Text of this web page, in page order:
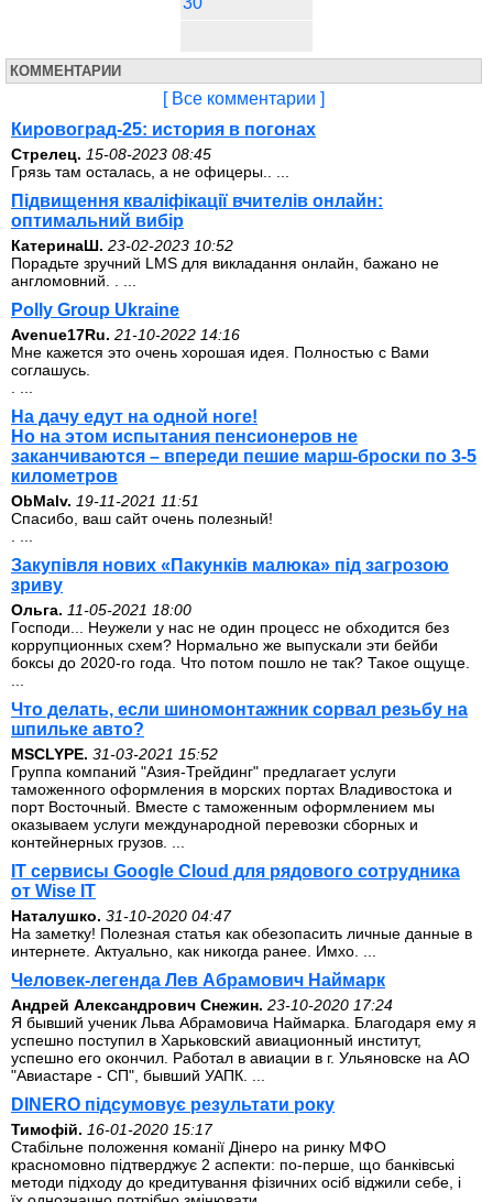
КОММЕНТАРИИ
[ Все комментарии ]
Кировоград-25: история в погонах
Стрелец. 15-08-2023 08:45
Грязь там осталась, а не офицеры.. ...
Підвищення кваліфікації вчителів онлайн:
оптимальний вибір
КатеринаШ. 23-02-2023 10:52
Порадьте зручний LMS для викладання онлайн, бажано не
англомовний. . ...
Polly Group Ukraine
Avenue17Ru. 21-10-2022 14:16
Мне кажется это очень хорошая идея. Полностью с Вами
соглашусь.
На дачу едут на одной ноге!
Но на этом испытания пенсионеров не
заканчиваются – впереди пешие марш-броски по 3-5
километров
ОbMalv. 19-11-2021 11:51
Спасибо, ваш сайт очень полезный!
Закупівля нових «Пакунків малюка» під загрозою
зриву
Ольга. 11-05-2021 18:00
Господи... Неужели у нас не один процесс не обходится без
коррупционных схем? Нормально же выпускали эти бейби
боксы до 2020-го года. Что потом пошло не так? Такое ощуще.
Что делать, если шиномонтажник сорвал резьбу на
шпильке авто?
MSCLYPE. 31-03-2021 15:52
Группа компаний "Азия-Трейдинг" предлагает услуги
таможенного оформления в морских портах Владивостока и
порт Восточный. Вместе с таможенным оформлением мы
оказываем услуги международной перевозки сборных и
контейнерных грузов. ...
IT сервисы Google Cloud для рядового сотрудника
от Wise IT
Наталушко. 31-10-2020 04:47
На заметку! Полезная статья как обезопасить личные данные в
интернете. Актуально, как никогда ранее. Имхо. ...
Человек-легенда Лев Абрамович Наймарк
Андрей Александрович Снежин. 23-10-2020 17:24
Я бывший ученик Льва Абрамовича Наймарка. Благодаря ему я
успешно поступил в Харьковский авиационный институт,
успешно его окончил. Работал в авиации в г. Ульяновске на АО
"Авиастаре - СП", бывший УАПК. ...
DINERO підсумовує результати року
Тимофій. 16-01-2020 15:17
Стабільне положення команії Дінеро на ринку МФО
красномовно підтверджує 2 аспекти: по-перше, що банківські
методи підходу до кредитування фізичних осіб віджили себе, і